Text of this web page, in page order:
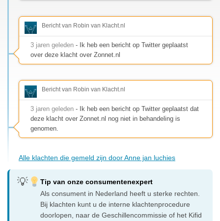
Bericht van Robin van Klacht.nl
3 jaren geleden - Ik heb een bericht op Twitter geplaatst
over deze klacht over Zonnet.nl
Bericht van Robin van Klacht.nl
3 jaren geleden - Ik heb een bericht op Twitter geplaatst dat
deze klacht over Zonnet.nl nog niet in behandeling is
genomen.
Alle klachten die gemeld zijn door Anne jan luchies
Tip van onze consumentenexpert
Als consument in Nederland heeft u sterke rechten.
Bij klachten kunt u de interne klachtenprocedure
doorlopen, naar de Geschillencommissie of het Kifid